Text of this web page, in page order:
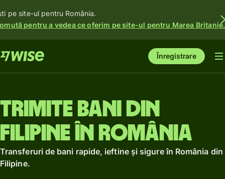
pe site-ul pentru România.
pentru a vedea ce oferim pe site-ul pentru Marea Britanie.
Înregistrare
Trimite bani din
Filipine în România
Transferuri de bani rapide, ieftine și sigure în România din
Filipine.